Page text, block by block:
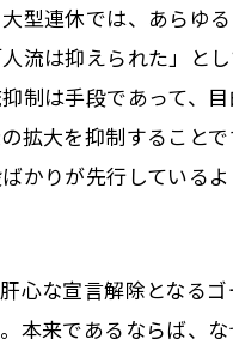
型連休では、あらゆ
流は抑えられた」と
制は手段であって、
拡大を抑制すること
かりが先行している
心な宣言解除となるゴ
本来であるならば、